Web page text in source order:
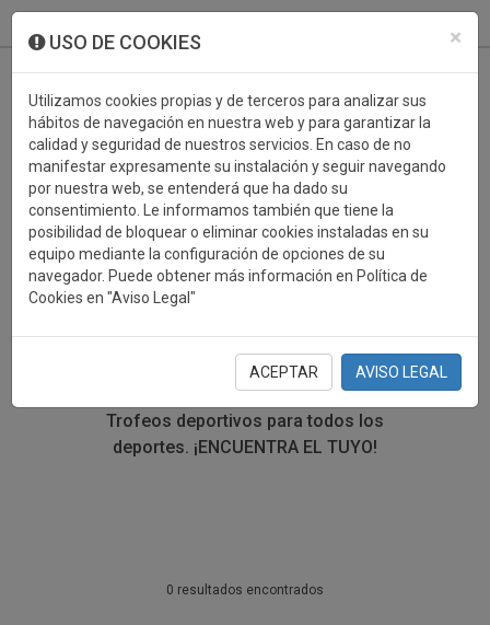
×
USO DE COOKIES
Utilizamos cookies propias y de terceros para analizar sus
hábitos de navegación en nuestra web y para garantizar la
calidad y seguridad de nuestros servicios. En caso de no
manifestar expresamente su instalación y seguir navegando
por nuestra web, se entenderá que ha dado su
consentimiento. Le informamos también que tiene la
posibilidad de bloquear o eliminar cookies instaladas en su
equipo mediante la configuración de opciones de su
navegador. Puede obtener más información en Política de
Cookies en "Aviso Legal"
ACEPTAR AVISO LEGAL
TROFEOS DEPORTIVOS
MULTIPLES DISCIPLINAS
En esta sección encontrarás una gran variedad de
trofeos deportivos. Define tu búsqueda mediante los
filtros por deporte, material y precio del trofeo.
Trofeos deportivos para todos los
deportes. ¡ENCUENTRA EL TUYO!
0 resultados encontrados